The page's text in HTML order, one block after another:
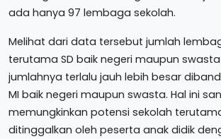
ada hanya 97 lembaga sekolah.
Melihat dari data tersebut jumlah
terutama SD baik negeri maupun
jumlahnya terlalu jauh lebih besar
MI baik negeri maupun swasta. Hal ini
memungkinkan potensi sekolah
ditinggalkan oleh peserta anak didik